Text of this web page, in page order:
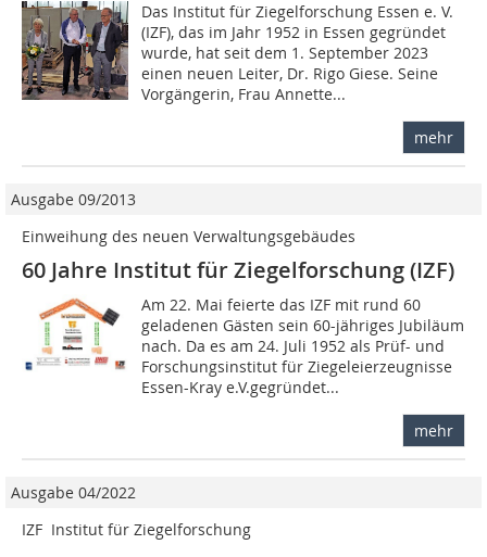
Das Institut für Ziegelforschung Essen e. V.
(IZF), das im Jahr 1952 in Essen gegründet
wurde, hat seit dem 1. September 2023
einen neuen Leiter, Dr. Rigo Giese. Seine
Vorgängerin, Frau Annette...
mehr
Ausgabe 09/2013
Einweihung des neuen Verwaltungsgebäudes
60 Jahre Institut für Ziegelforschung (IZF)
Am 22. Mai feierte das IZF mit rund 60
geladenen Gästen sein 60-jähriges Jubiläum
nach. Da es am 24. Juli 1952 als Prüf- und
Forschungs­institut für Ziegeleierzeugnisse
Essen-Kray e.V.gegründet...
mehr
Ausgabe 04/2022
IZF  Institut für Ziegelforschung